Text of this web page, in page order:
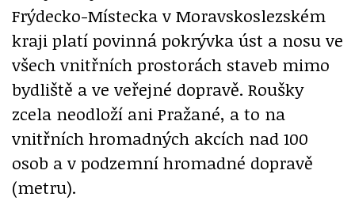
Frýdecko-Místecka v Moravskoslezském
kraji platí povinná pokrývka úst a nosu ve
všech vnitřních prostorách staveb mimo
bydliště a ve veřejné dopravě. Roušky
zcela neodloží ani Pražané, a to na
vnitřních hromadných akcích nad 100
osob a v podzemní hromadné dopravě
(metru).